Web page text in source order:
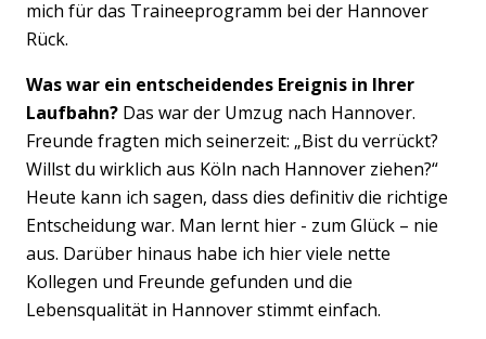
mich für das Traineeprogramm bei der Hannover
Rück.
Was war ein entscheidendes Ereignis in Ihrer
Laufbahn? Das war der Umzug nach Hannover.
Freunde fragten mich seinerzeit: „Bist du verrückt?
Willst du wirklich aus Köln nach Hannover ziehen?“
Heute kann ich sagen, dass dies definitiv die richtige
Entscheidung war. Man lernt hier - zum Glück – nie
aus. Darüber hinaus habe ich hier viele nette
Kollegen und Freunde gefunden und die
Lebensqualität in Hannover stimmt einfach.